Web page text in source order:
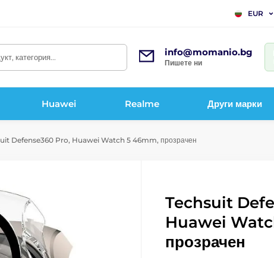
EUR
категория... info@momanio.bg
Пишете ни
Huawei Realme Други марки
Defense360 Pro, Huawei Watch 5 46mm, прозрачен
Techsuit
Huawei
прозрачен